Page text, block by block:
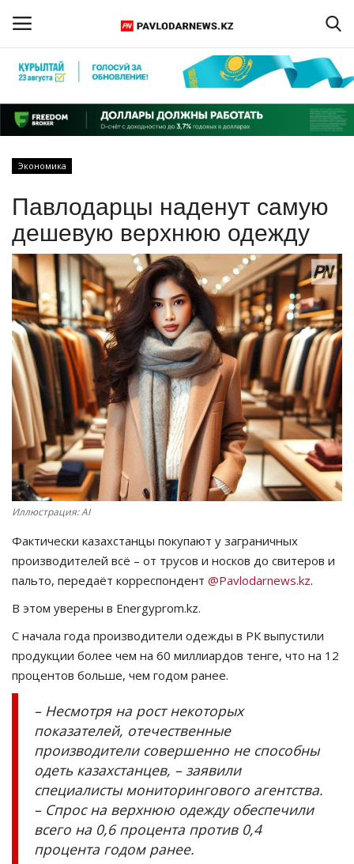
Регистрация
Главная
ПАВЛОДАРСКАЯ ОБЛАСТЬ
КАЗАХСТАН
МИР
СПЕЦПРОЕКТЫ
СПОРТ
Чек-лист
РАЗВЛЕЧЕНИЯ
OFFICIAL
Курултай
Язык
Қазақша Русский
Экономика
Павлодарцы наденут самую
дешевую верхнюю одежду
Иллюстрация: AI
Фактически казахстанцы покупают у заграничных
производителей всё – от трусов и носков до свитеров и
пальто, передаёт корреспондент @Pavlodarnews.kz.
В этом уверены в Energyprom.kz.
С начала года производители одежды в РК выпустили
продукции более чем на 60 миллиардов тенге, что на 12
процентов больше, чем годом ранее.
– Несмотря на рост некоторых
показателей, отечественные
производители совершенно не способны
одеть казахстанцев, – заявили
специалисты мониторингового агентства.
– Спрос на верхнюю одежду обеспечили
всего на 0,6 процента против 0,4
процента годом ранее.